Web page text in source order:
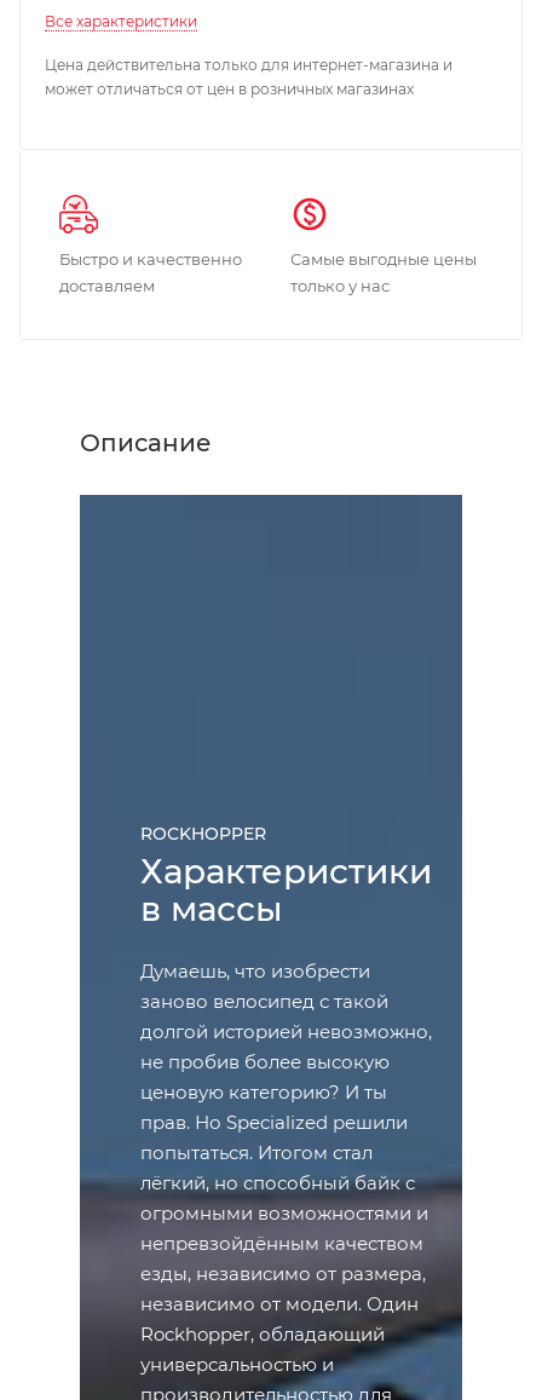
Все характеристики
Цена действительна только для интернет-магазина и
может отличаться от цен в розничных магазинах
Быстро и качественно
доставляем
Самые выгодные цены
только у нас
Описание
ROCKHOPPER
Характеристики
в массы
Думаешь, что изобрести
заново велосипед с такой
долгой историей невозможно,
не пробив более высокую
ценовую категорию? И ты
прав. Но Specialized решили
попытаться. Итогом стал
лёгкий, но способный байк с
огромными возможностями и
непревзойдённым качеством
езды, независимо от размера,
независимо от модели. Один
Rockhopper, обладающий
универсальностью и
производительностью для